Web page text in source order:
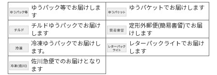
ゆうパック等でお届けしま
す
ゆうパケットでお届けします
チルドゆうパックでお届け
します
定形外郵便(簡易書留)でお届
けします
冷凍ゆうパックでお届けし
ます。
レターパックライトでお届け
します
佐川急便でのお届けとなり
ます